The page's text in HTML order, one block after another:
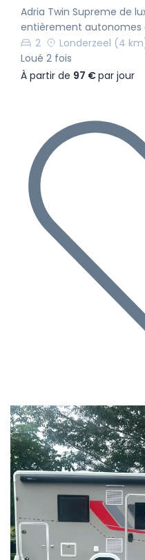
Adria Twin Supreme de
entièrement autonomes
2
Londerzeel (4
Loué 2 fois
À partir de 97 €par jour